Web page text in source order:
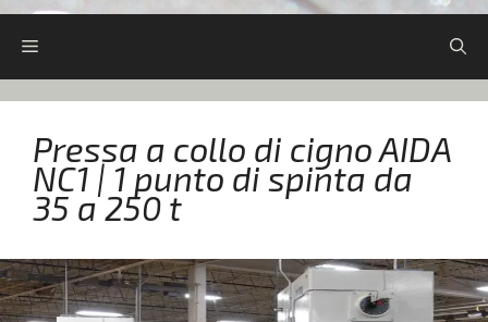
Pressa a collo di cigno AIDA
NC1 | 1 punto di spinta da
35 a 250 t